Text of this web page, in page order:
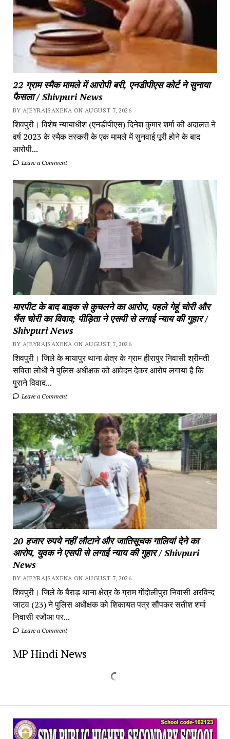
22 ग्राम स्मैक मामले में आरोपी बरी, एनडीपीएस कोर्ट ने सुनाया
फैसला / Shivpuri News
BY AJEYRAJSAXENA ON AUGUST 7, 2026
शिवपुरी। विशेष न्यायाधीश (एनडीपीएस) दिनेश कुमार शर्मा की अदालत ने
वर्ष 2023 के स्मैक तस्करी के एक मामले में सुनवाई पूरी होने के बाद
आरोपी...
Leave a Comment
मारपीट के बाद बाइक से कुचलने का आरोप, पहले गेहूं चोरी और
भैंस चोरी का विवाद; पीड़िता ने एसपी से लगाई न्याय की गुहार /
Shivpuri News
BY AJEYRAJSAXENA ON AUGUST 7, 2026
शिवपुरी। जिले के मायापुर थाना क्षेत्र के ग्राम हीरापुर निवासी श्रीमती
सविता लोधी ने पुलिस अधीक्षक को आवेदन देकर आरोप लगाया है कि
पुराने विवाद...
Leave a Comment
20 हजार रुपये नहीं लौटाने और जातिसूचक गालियां देने का
आरोप, युवक ने एसपी से लगाई न्याय की गुहार / Shivpuri
News
BY AJEYRAJSAXENA ON AUGUST 7, 2026
शिवपुरी। जिले के बैराड़ थाना क्षेत्र के ग्राम गोंदोलीपुरा निवासी अरविन्द
जाटव (23) ने पुलिस अधीक्षक को शिकायत पत्र सौंपकर सतीश शर्मा
निवासी रजौआ पर...
Leave a Comment
MP Hindi News